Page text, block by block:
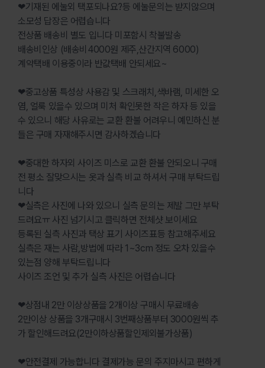
❤기재된 에눌외 택포되나요?등 에눌문의는 받지않으며
소모성 답장은 어렵습니다
전상품 배송비 별도 입니다 미포함시 착불발송
배송비인상 (배송비4000원 제주,산간지역 6000)
계약택배 이용중이라 반값택배 안되세요~
❤중고상품 특성상 사용감 및 스크래치,색바램, 미세한 오
염, 얼룩 있을수 있으며 미처 확인못한 작은 하자 등 있을
수 있으니 해당 사유로는 교환 환불 어려우니 예민하신 분
들은 구매 자재해주시면 감사하겠습니다
❤중대한 하자외 사이즈 미스로 교환 환불 안되오니 구매
전 평소 잘맞으시는 옷과 실측 비교 하셔서 구매 부탁드립
니다
❤실측은 사진에 나와 있으니 실측 문의는 제발 그만 부탁
드려요ㅠ 사진 넘기시고 클릭하면 전체샷 보이세요
등록된 실측 사진과 택상 표기 사이즈표등 참고해주세요
실측은 재는 사람,방법에 따라 1~3cm 정도 오차 있을수
있는점 양해 부탁드립니다
사이즈 조언 및 추가 실측 사진은 어렵습니다
❤상점내 2만 이상상품을 2개이상 구매시 무료배송
2만이상 상품을 3개구매시 3번째상품부터 3000원씩 추
가 할인해드려요(2만이하상품할인제외불가상품)
❤안전결제 가능합니다 결제가능 문의 주지마시고 편하게